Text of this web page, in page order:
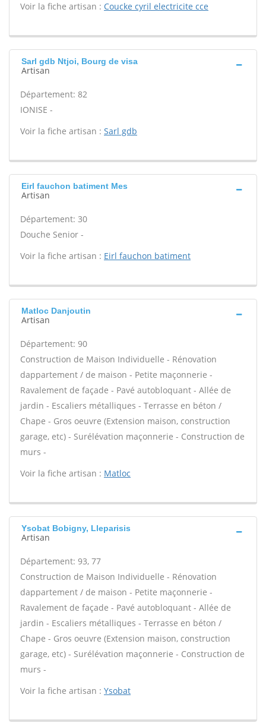
Voir la fiche artisan : Coucke cyril electricite cce
Sarl gdb Ntjoi, Bourg de visa
Artisan
Département: 82
IONISE -
Voir la fiche artisan : Sarl gdb
Eirl fauchon batiment Mes
Artisan
Département: 30
Douche Senior -
Voir la fiche artisan : Eirl fauchon batiment
Matloc Danjoutin
Artisan
Département: 90
Construction de Maison Individuelle - Rénovation
dappartement / de maison - Petite maçonnerie -
Ravalement de façade - Pavé autobloquant - Allée de
jardin - Escaliers métalliques - Terrasse en béton /
Chape - Gros oeuvre (Extension maison, construction
garage, etc) - Surélévation maçonnerie - Construction de
murs -
Voir la fiche artisan : Matloc
Ysobat Bobigny, Lleparisis
Artisan
Département: 93, 77
Construction de Maison Individuelle - Rénovation
dappartement / de maison - Petite maçonnerie -
Ravalement de façade - Pavé autobloquant - Allée de
jardin - Escaliers métalliques - Terrasse en béton /
Chape - Gros oeuvre (Extension maison, construction
garage, etc) - Surélévation maçonnerie - Construction de
murs -
Voir la fiche artisan : Ysobat